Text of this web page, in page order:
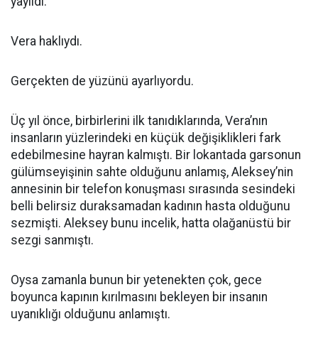
Vera haklıydı.
Gerçekten de yüzünü ayarlıyordu.
Üç yıl önce, birbirlerini ilk tanıdıklarında, Vera’nın
insanların yüzlerindeki en küçük değişiklikleri fark
edebilmesine hayran kalmıştı. Bir lokantada garsonun
gülümseyişinin sahte olduğunu anlamış, Aleksey’nin
annesinin bir telefon konuşması sırasında sesindeki
belli belirsiz duraksamadan kadının hasta olduğunu
sezmişti. Aleksey bunu incelik, hatta olağanüstü bir
sezgi sanmıştı.
Oysa zamanla bunun bir yetenekten çok, gece
boyunca kapının kırılmasını bekleyen bir insanın
uyanıklığı olduğunu anlamıştı.